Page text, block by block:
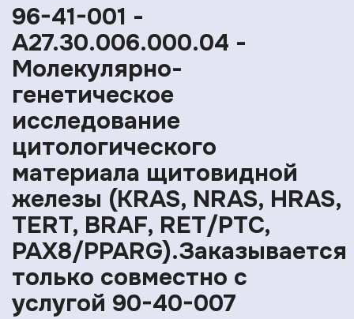
96-41-001 -
A27.30.006.000.04 -
Молекулярно-
генетическое
исследование
цитологического
материала щитовидной
железы (KRAS, NRAS, HRAS,
TERT, BRAF, RET/PTC,
PAX8/PPARG).Заказывается
только совместно с
услугой 90-40-007